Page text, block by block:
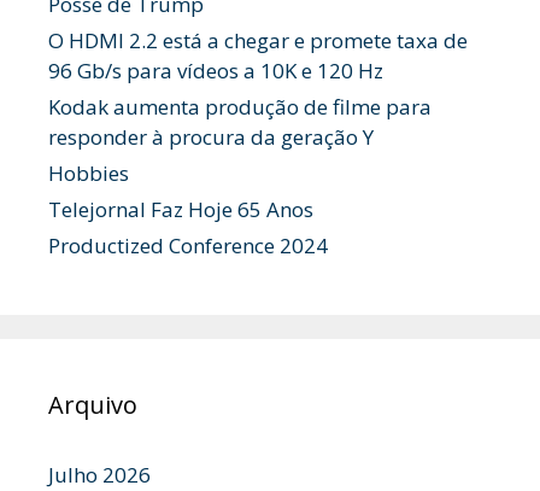
O HDMI 2.2 está a chegar e promete taxa de
96 Gb/s para vídeos a 10K e 120 Hz
Kodak aumenta produção de filme para
responder à procura da geração Y
Hobbies
Telejornal Faz Hoje 65 Anos
Productized Conference 2024
Arquivo
Julho 2026